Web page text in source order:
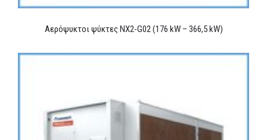
Αερόψυκτοι ψύκτες NX2-G02 (176 kW – 366,5 kW)